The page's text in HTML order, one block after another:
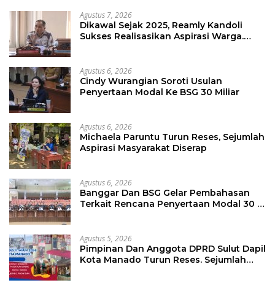
Agustus 7, 2026
Dikawal Sejak 2025, Reamly Kandoli
Sukses Realisasikan Aspirasi Warga.
Agustus 6, 2026
Cindy Wurangian Soroti Usulan
Penyertaan Modal Ke BSG 30 Miliar
Agustus 6, 2026
Michaela Paruntu Turun Reses, Sejumlah
Aspirasi Masyarakat Diserap
Agustus 6, 2026
Banggar Dan BSG Gelar Pembahasan
Terkait Rencana Penyertaan Modal 30 M
Agustus 5, 2026
Pimpinan Dan Anggota DPRD Sulut Dapil
Kota Manado Turun Reses. Sejumlah